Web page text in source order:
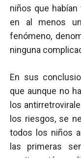
niños que
en al menos
fenómeno,
ninguna
En sus
que aunque no
los
los riesgos, se
todos los niños
las primeras